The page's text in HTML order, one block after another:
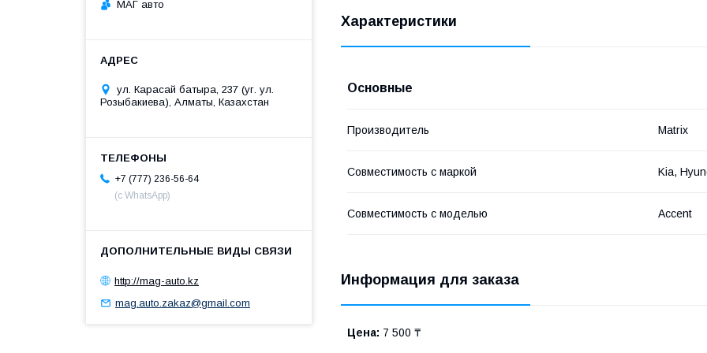
Характеристики
Основные
Производитель Matrix
Совместимость с маркой Kia,
Совместимость с моделью Accent
Информация для заказа
Цена: 7 500 ₸
МАГ авто
ул. Карасай батыра, 237 (уг. ул.
Розыбакиева), Алматы, Казахстан
+7 (777) 236-56-64
(с WhatsApp)
http://mag-auto.kz
mag.auto.zakaz@gmail.com